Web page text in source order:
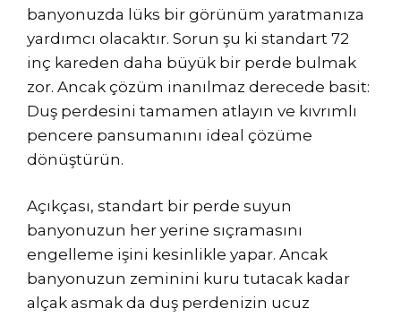
banyonuzda lüks bir görünüm yaratmanıza
yardımcı olacaktır. Sorun şu ki standart 72
inç kareden daha büyük bir perde bulmak
zor. Ancak çözüm inanılmaz derecede basit:
Duş perdesini tamamen atlayın ve kıvrımlı
pencere pansumanını ideal çözüme
dönüştürün.
Açıkçası, standart bir perde suyun
banyonuzun her yerine sıçramasını
engelleme işini kesinlikle yapar. Ancak
banyonuzun zeminini kuru tutacak kadar
alçak asmak da duş perdenizin ucuz